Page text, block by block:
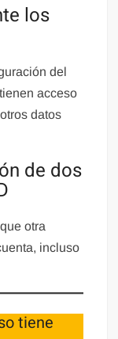
los
del
acceso
datos
de dos
otra
incluso
tiene